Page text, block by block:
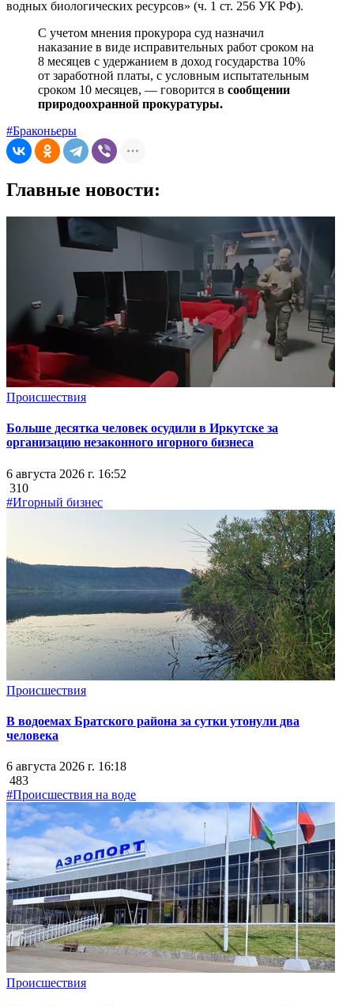
водных биологических ресурсов» (ч. 1 ст. 256 УК РФ).
С учетом мнения прокурора суд назначил
наказание в виде исправительных работ сроком на
8 месяцев с удержанием в доход государства 10%
от заработной платы, с условным испытательным
сроком 10 месяцев, — говорится в сообщении
природоохранной прокуратуры.
#Браконьеры
Главные новости:
Происшествия
Больше десятка человек осудили в Иркутске за
организацию незаконного игорного бизнеса
6 августа 2026 г. 16:52
310
#Игорный бизнес
Происшествия
В водоемах Братского района за сутки утонули два
человека
6 августа 2026 г. 16:18
483
#Происшествия на воде
Происшествия